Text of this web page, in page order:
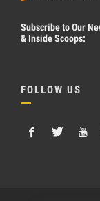
Subscribeto Our
& Inside Scoops:
FOLLOW US